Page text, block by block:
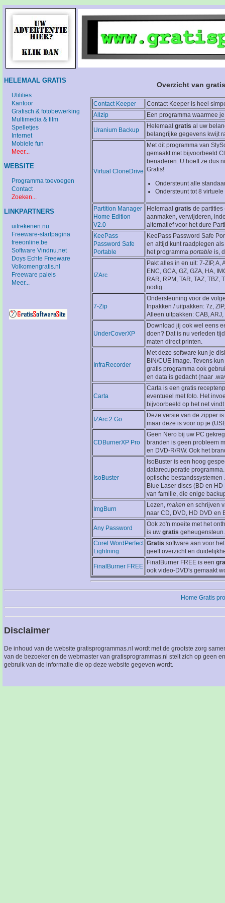
Overzicht van
Contact Keeper
Contact Keeper is heel
Allzip
Een programma waarmee
Uranium Backup
Helemaal gratis al uw
belangrijke gegevens kwijt
Virtual CloneDrive
Met dit programma van
gemaakt met bijvoorbeeld
benaderen. U hoeft ze dus
Gratis!
Ondersteunt alle
Ondersteunt tot 8
Partition Manager
Home Edition
V2.0
Helemaal gratis de partities
aanmaken, verwijderen,
alternatief voor het dure
KeePass
Password Safe
Portable
KeePass Password Safe
en altijd kunt raadplegen
het programma portable is,
IZArc
Pakt alles in en uit: 7-ZIP, A,
ENC, GCA, GZ, GZA, HA,
RAR, RPM, TAR, TAZ, TBZ,
nodig...
7-Zip
Ondersteuning voor de
Inpakken / uitpakken: 7z,
Alleen uitpakken: CAB,
UnderCoverXP
Download jij ook wel eens
doen? Dat is nu verleden
maten direct printen.
InfraRecorder
Met deze software kun je
BIN/CUE image. Tevens
gratis programma ook
en data is gedacht (naar
Carta
Carta is een gratis
eventueel met foto. Het
bijvoorbeeld op het net
IZArc 2 Go
Deze versie van de zipper
maar deze is voor op je
CDBurnerXP Pro
Geen Nero bij uw PC
branden is geen probleem
en DVD-R/RW. Ook het
IsoBuster
IsoBuster is een hoog
datarecuperatie
optische
Blue Laser discs (BD en
van familie, die enige
ImgBurn
Lezen, maken en schrijven
naar CD, DVD, HD DVD
Any Password
Ook zo'n moeite met het
is uw gratis geheugensteun.
Corel WordPerfect
Lightning
Gratis software aan voor
geeft overzicht en
FinalBurner FREE
FinalBurner FREE is een
ook video-DVD's gemaakt
HELEMAAL GRATIS
Utilities
Kantoor
Grafisch & fotobewerking
Multimedia & film
Spelletjes
Internet
Mobiele fun
Meer...
WEBSITE
Programma toevoegen
Contact
Zoeken...
LINKPARTNERS
uitrekenen.nu
Freeware-startpagina
freeonline.be
Software Vindnu.net
Doys Echte Freeware
Volkomengratis.nl
Freeware paleis
Meer...
Home Gratis
Disclaimer
De inhoud van de website gratisprogrammas.nl wordt met de grootste zorg
van de bezoeker en de webmaster van gratisprogrammas.nl stelt zich op geen
gebruik van de informatie die op deze website gegeven wordt.